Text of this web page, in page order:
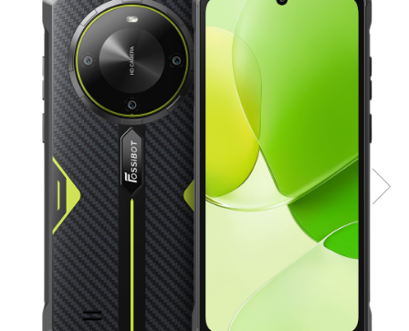
Smartwatch
Accesorii smartwatch
ELECTROCASNICE
Aparate de Gătit
Oală sub Presiune
Slow Cooker
Grătar Grill
Gătit cu Aburi
Storcător
Deshidratoare
Blender
Aparate de Cafea
Aspiratoare Verticale